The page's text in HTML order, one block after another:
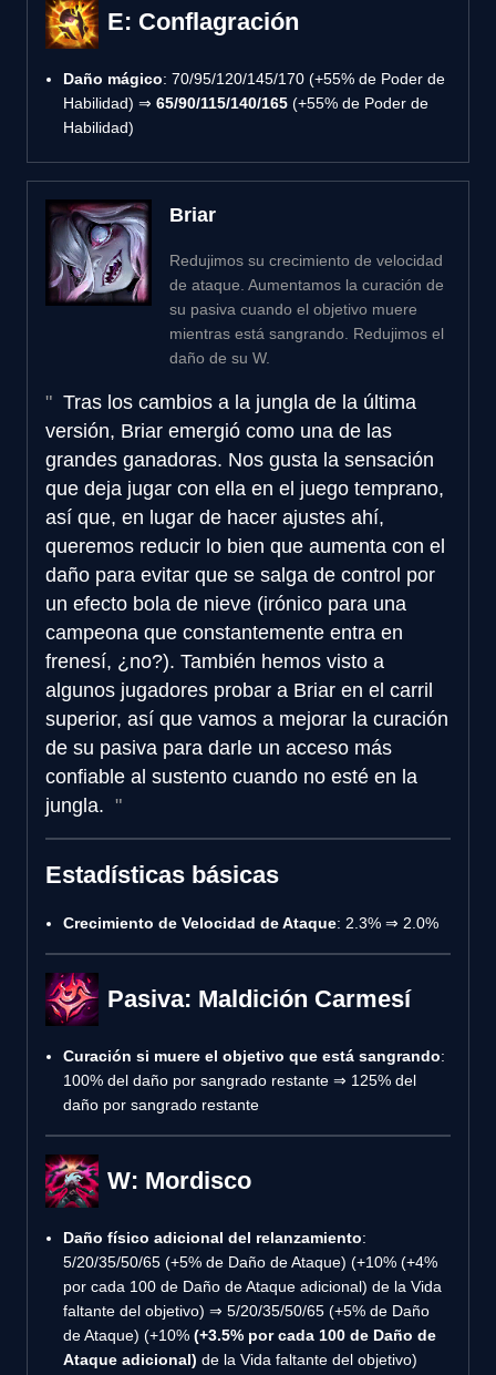
E: Conflagración
Daño mágico: 70/95/120/145/170 (+55% de Poder de
Habilidad) ⇒ 65/90/115/140/165 (+55% de Poder de
Habilidad)
Briar
Redujimos su crecimiento de velocidad
de ataque. Aumentamos la curación de
su pasiva cuando el objetivo muere
mientras está sangrando. Redujimos el
daño de su W.
Tras los cambios a la jungla de la última
versión, Briar emergió como una de las
grandes ganadoras. Nos gusta la sensación
que deja jugar con ella en el juego temprano,
así que, en lugar de hacer ajustes ahí,
queremos reducir lo bien que aumenta con el
daño para evitar que se salga de control por
un efecto bola de nieve (irónico para una
campeona que constantemente entra en
frenesí, ¿no?). También hemos visto a
algunos jugadores probar a Briar en el carril
superior, así que vamos a mejorar la curación
de su pasiva para darle un acceso más
confiable al sustento cuando no esté en la
jungla.
Estadísticas básicas
Crecimiento de Velocidad de Ataque: 2.3% ⇒ 2.0%
Pasiva: Maldición Carmesí
Curación si muere el objetivo que está sangrando:
100% del daño por sangrado restante ⇒ 125% del
daño por sangrado restante
W: Mordisco
Daño físico adicional del relanzamiento:
5/20/35/50/65 (+5% de Daño de Ataque) (+10% (+4%
por cada 100 de Daño de Ataque adicional) de la Vida
faltante del objetivo) ⇒ 5/20/35/50/65 (+5% de Daño
de Ataque) (+10% (+3.5% por cada 100 de Daño de
Ataque adicional) de la Vida faltante del objetivo)